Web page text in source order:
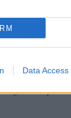
Data Access
να
ή
όπως